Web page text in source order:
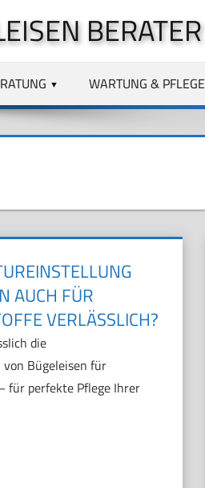
BERATER
WARTUNG & PFLEGE
AUCH FÜR
VERLÄSSLICH?
die
Bügeleisen für
für perfekte Pflege Ihrer